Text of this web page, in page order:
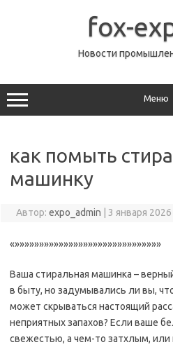
fox-
Новости
Меню
как помыть
машинку
Автор: expo_admin 3 января 2026
«»»»»»»»»»»»»»»»»»»»»»»»»»»»»»»
Ваша стиральная машинка –
в быту, но задумывались ли вы,
может скрываться настоящий
неприятных запахов? Если ваше
свежестью, а чем-то затхлым,